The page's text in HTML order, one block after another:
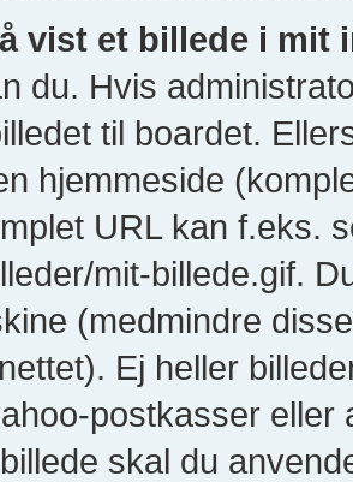
vist et billede i mit
du. Hvis
til boardet.
hjemmeside
URL kan f.eks.
mit-billede.gif.
(medmindre
Ej heller
postkasser
skal du